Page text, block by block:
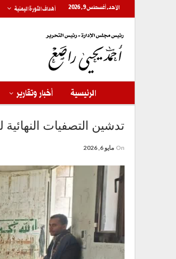
الأحد, أغسطس 9, 2026 أهداف الثورة اليمنية
الرئيسية أخبار وتقارير
تدشين التصفيات
On مايو 6, 2026